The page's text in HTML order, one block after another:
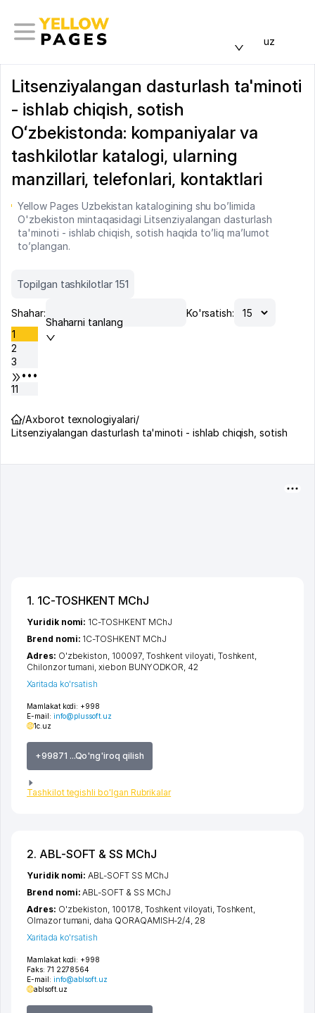
uz
Litsenziyalangan dasturlash ta'minoti
- ishlab chiqish, sotish
Oʻzbekistonda: kompaniyalar va
tashkilotlar katalogi, ularning
manzillari, telefonlari, kontaktlari
Yellow Pages Uzbekistan katalogining shu bo’limida
O'zbekiston mintaqasidagi Litsenziyalangan dasturlash
ta'minoti - ishlab chiqish, sotish haqida to’liq ma’lumot
to’plangan.
Topilgan tashkilotlar 151
Shahar:
Shaharni tanlang
Ko'rsatish:
1
2
3
•••
11
/Axborot texnologiyalari/
Litsenziyalangan dasturlash ta'minoti - ishlab chiqish, sotish
1. 1C-TOSHKENT MChJ
Mamlakat kodi: +998
E-mail: info@plussoft.uz
1c.uz
+99871 ...Qo'ng'iroq qilish
Tashkilot tegishli bo'lgan Rubrikalar
Yuridik nomi: 1C-TOSHKENT MChJ
Brend nomi: 1C-TOSHKENT MChJ
Adres: O'zbekiston, 100097, Toshkent viloyati Toshkent
Chilonzor tumani ,xiеbon BUNYODKOR , 42
Xaritada ko'rsatish
2. ABL-SOFT & SS MChJ
Mamlakat kodi: +998
Faks: 71 2278564
E-mail: info@ablsoft.uz
ablsoft.uz
Yuridik nomi:ABL-SOFT SS MChJ
Brend nomi:ABL-SOFT & SS MChJ
Adres: O'zbekiston, 100178, Toshkent viloyati, Toshkent,
Olmazor tumani, daha QORAQAMISH-2/4, 28
Xaritada ko'rsatish